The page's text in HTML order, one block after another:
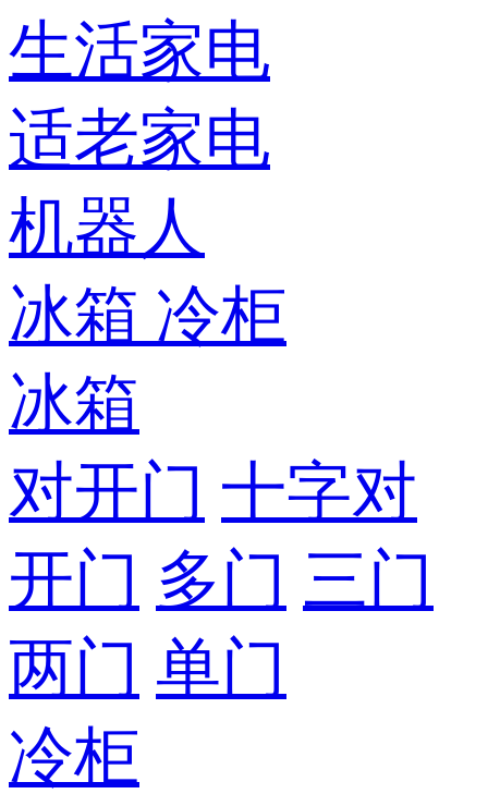
生活家电
适老家电
机器人
冰箱 冷柜
冰箱
对开门 十字对
开门 多门 三门
两门 单门
冷柜